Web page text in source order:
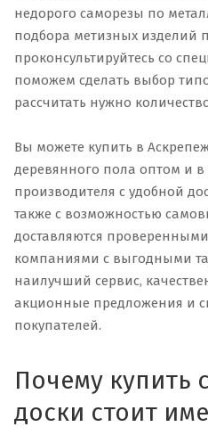
недорого саморезы по
подбора метизных изделий
проконсультируйтесь со
поможем сделать выбор
рассчитать нужно
Вы можете купить в
деревянного пола оптом и в
производителя с удобной
также с возможностью
доставляются
компаниями с выгодными
наилучший сервис,
акционные предложения и
покупателей.
Почему купить
доски стоит